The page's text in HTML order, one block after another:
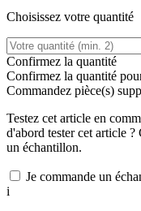
Choisissez votre quantité
Confirmez la quantité
Confirmez la quantité
Commandez pièce(s)
Testez cet article en
d'abord tester cet article
un échantillon.
Je commande un
i